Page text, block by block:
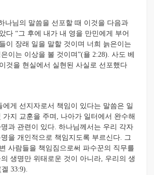
나님의 말씀을 선포할 때 이것을 다음과
다 “그 후에 내가 내 영을 만민에게 부어
이 장래 일을 말할 것이며 너희 늙은이는
이는 이상을 볼 것이며”(욜 2:28). 사도 베
것을 현실에서 실현된 사실로 선포했다
게 선지자로서 책임이 있다는 말씀은 일
가지 교훈을 주며, 나아가 일터에서 완수해
과 관련이 있다. 하나님께서는 우리 각자
을 개인적으로 책임지도록 부르신다. 그
사람들을 책임짐으로써 파수꾼의 직무를
생명만 위태로운 것이 아니라, 우리의 생
33:9).